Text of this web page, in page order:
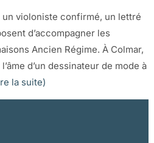
un violoniste confirmé, un lettré
d’accompagner les
Ancien Régime. À Colmar,
d’un dessinateur de mode à
la suite)